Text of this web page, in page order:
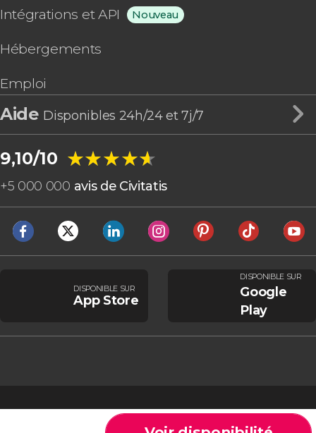
Intégrations et API Nouveau
Hébergements
Emploi
Aide Disponibles 24h/24 et 7j/7
9,10/10 ★★★★★
★★★★★
+5 000 000 avis de Civitatis
DISPONIBLE SUR
App Store
DISPONIBLE SUR
Google
Play